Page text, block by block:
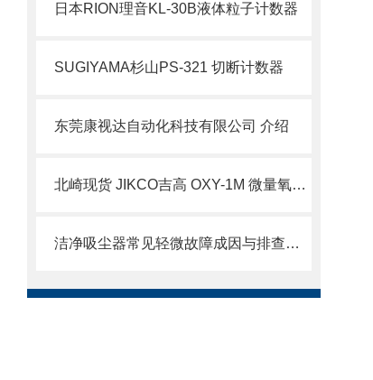
日本RION理音KL-30B液体粒子计数器
SUGIYAMA杉山PS-321 切断计数器
东莞康视达自动化科技有限公司 介绍
北崎现货 JIKCO吉高 OXY-1M 微量氧气分析仪 简介
洁净吸尘器常见轻微故障成因与排查技术 KOTOHIRA KTV-MVB运维解决方案